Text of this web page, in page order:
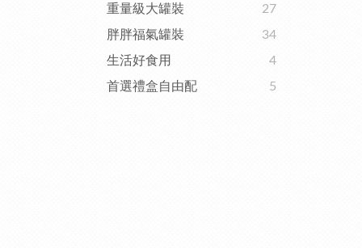
重量級大罐裝
27
胖胖福氣罐裝
34
生活好食用
4
首選禮盒自由配
5